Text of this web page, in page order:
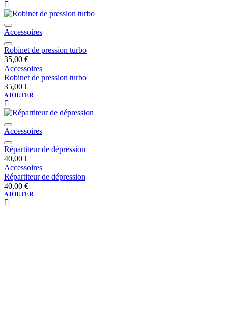
Accessoires
Robinet de pression turbo
35,00 €
Accessoires
Robinet de pression turbo
35,00 €
AJOUTER
Accessoires
Répartiteur de dépression
40,00 €
Accessoires
Répartiteur de dépression
40,00 €
AJOUTER